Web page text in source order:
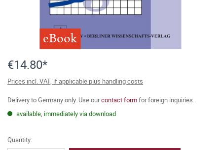
eBook
€14.80*
Prices incl. VAT, if applicable plus handling costs
Delivery to Germany only. Use ourcontact formfor foreign inquiries.
available, immediately via download
Quantity: